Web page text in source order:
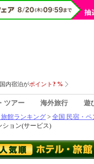
ツアー 海外旅行 遊
館ランキング > 全国 民宿・
ション(サービス)